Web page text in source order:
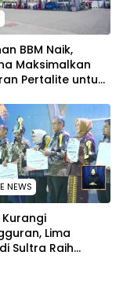
BBM Naik,
Maksimalkan
Pertalite untuk
NEWS
Lima
Sultra Raih